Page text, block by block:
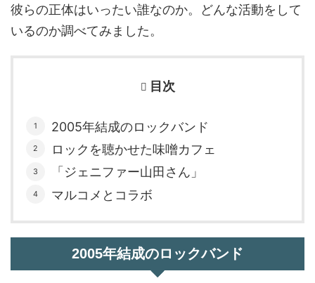
彼らの正体はいったい誰なのか。どんな活動をして
いるのか調べてみました。
目次
2005年結成のロックバンド
ロックを聴かせた味噌カフェ
「ジェニファー山田さん」
マルコメとコラボ
2005年結成のロックバンド